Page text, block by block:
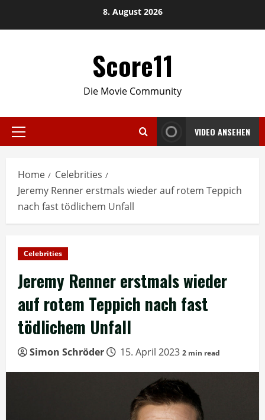
8. August 2026
Score11
Die Movie Community
Primary
VIDEO ANSEHEN
Home
Celebrities
Jeremy Renner erstmals wieder auf rotem Teppich
nach fast tödlichem Unfall
Celebrities
Jeremy Renner erstmals wieder
auf rotem Teppich nach fast
tödlichem Unfall
Simon Schröder 15. April 2023 2 min read